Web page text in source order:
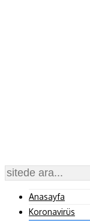
Anasayfa
Koronavirüs